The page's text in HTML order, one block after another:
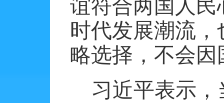
谊符合两国人
时代发展潮流
略选择，不会
习近平表示